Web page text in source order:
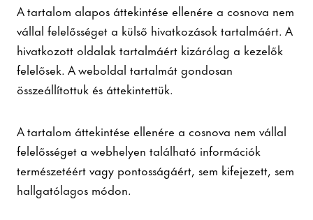
A tartalom alapos áttekintése ellenére a cosnova nem
vállal felelősséget a külső hivatkozások tartalmáért. A
hivatkozott oldalak tartalmáért kizárólag a kezelők
felelősek. A weboldal tartalmát gondosan
összeállítottuk és áttekintettük.
A tartalom áttekintése ellenére a cosnova nem vállal
felelősséget a webhelyen található információk
természetéért vagy pontosságáért, sem kifejezett, sem
hallgatólagos módon.